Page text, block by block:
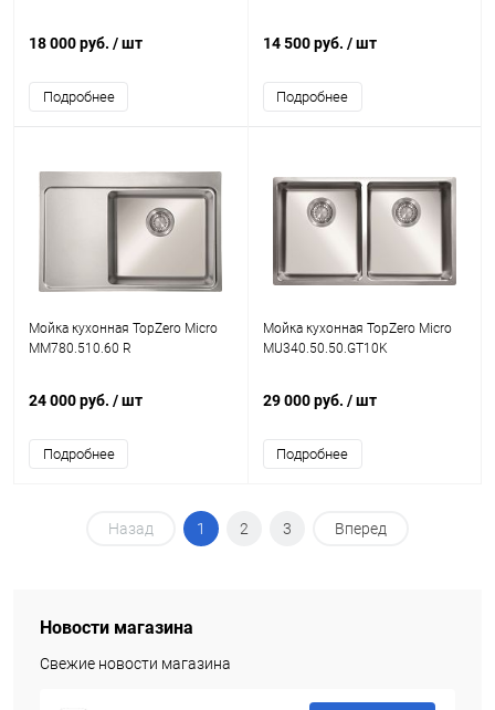
18 000 руб. / шт
Подробнее
14 500 руб. / шт
Подробнее
Мойка кухонная TopZero Micro
MM780.510.60 R
24 000 руб. / шт
Подробнее
Мойка кухонная TopZero Micro
MU340.50.50.GT10K
29 000 руб. / шт
Подробнее
Назад 1 2 3 Вперед
Новости магазина
Свежие новости магазина